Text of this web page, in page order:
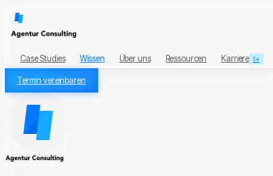
Case Studies Wissen Über uns Ressourcen Karriere 1+
Termin vereinbaren